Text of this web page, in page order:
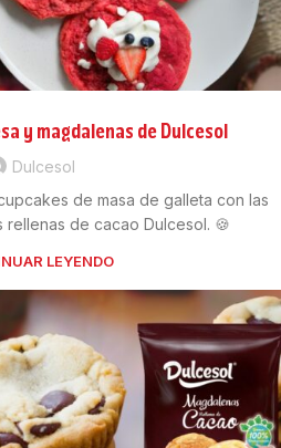
y magdalenas de Dulcesol
Dulcesol
de masa de galleta con las
rellenas de cacao Dulcesol. 🍪
LEYENDO